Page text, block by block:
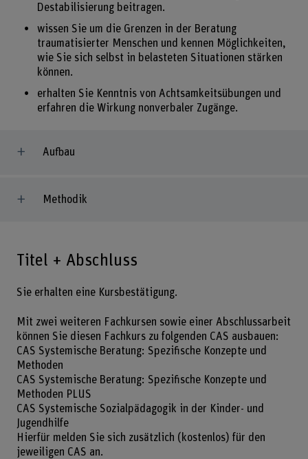
Destabilisierung beitragen.
wissen Sie um die Grenzen in der Beratung
traumatisierter Menschen und kennen Möglichkeiten,
wie Sie sich selbst in belasteten Situationen stärken
können.
erhalten Sie Kenntnis von Achtsamkeitsübungen und
erfahren die Wirkung nonverbaler Zugänge.
Aufbau
Methodik
Titel + Abschluss
Sie erhalten eine Kursbestätigung.
Mit zwei weiteren Fachkursen sowie einer Abschlussarbeit
können Sie diesen Fachkurs zu folgenden CAS ausbauen:
CAS Systemische Beratung: Spezifische Konzepte und
Methoden
CAS Systemische Beratung: Spezifische Konzepte und
Methoden PLUS
CAS Systemische Sozialpädagogik in der Kinder- und
Jugendhilfe
Hierfür melden Sie sich zusätzlich (kostenlos) für den
jeweiligen CAS an.